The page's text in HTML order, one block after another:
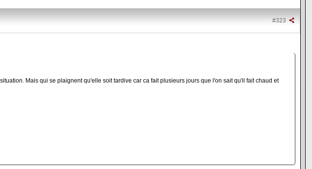
#323
Mais qui se plaignent qu'elle soit tardive car ca fait plusieurs jours que l'on sait qu'il fait chaud et